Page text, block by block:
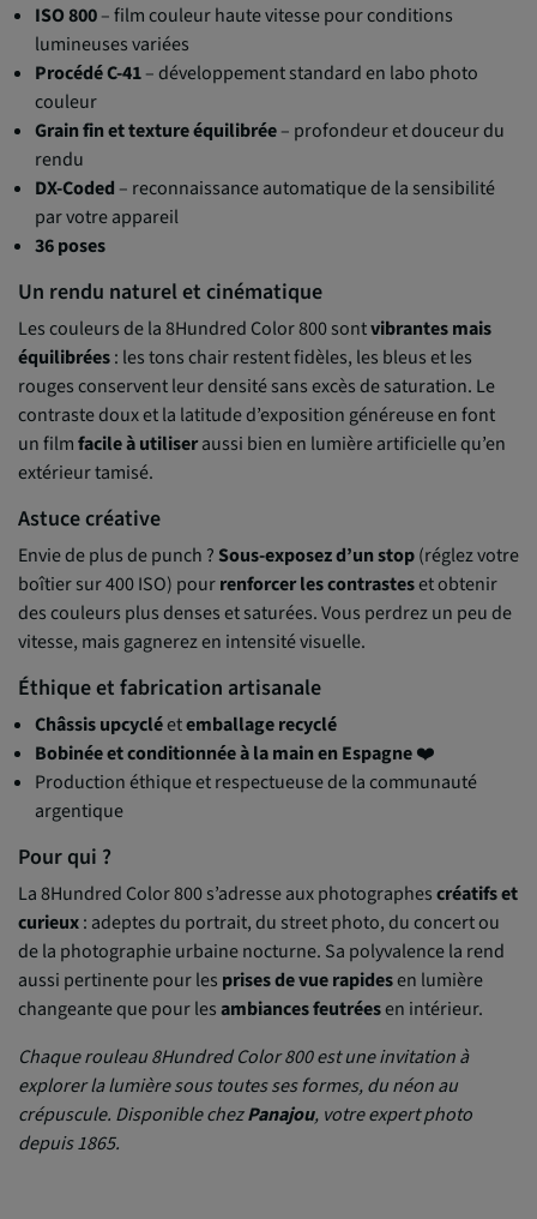
ISO 800– film couleur haute vitesse pour conditions
lumineuses variées
Procédé C-41– développement standard en labo photo
couleur
Grain fin et texture équilibrée– profondeur et douceur du
rendu
DX-Coded – reconnaissance automatique de la sensibilité
par votre appareil
36 poses
Un rendu naturel et cinématique
Les couleurs de la 8Hundred Color 800 sontvibrantes mais
équilibrées: les tons chair restent fidèles, les bleus et les
rouges conservent leur densité sans excès de saturation. Le
contraste doux et la latitude d’exposition généreuse en font
un filmfacile à utiliseraussi bien en lumière artificielle qu’en
extérieur tamisé.
Astuce créative
Envie de plus de punch ?Sous-exposez d’un stop(réglez votre
boîtier sur 400 ISO) pourrenforcer les contrasteset obtenir
des couleurs plus denses et saturées. Vous perdrez un peu de
vitesse, mais gagnerez en intensité visuelle.
Éthique et fabrication artisanale
Châssis upcycléetemballage recyclé
Bobinée et conditionnée à la main en Espagne❤️
Production éthique et respectueuse de la communauté
argentique
Pour qui ?
La 8Hundred Color 800 s’adresse aux photographescréatifs et
curieux: adeptes du portrait, du street photo, du concert ou
de la photographie urbaine nocturne. Sa polyvalence la rend
aussi pertinente pour les prises de vue rapidesen lumière
changeante que pour lesambiances feutréesen intérieur.
Chaque rouleau 8Hundred Color 800 est une invitation à
explorer la lumière sous toutes ses formes, du néon au
crépuscule. Disponible chezPanajou, votre expert photo
depuis 1865.